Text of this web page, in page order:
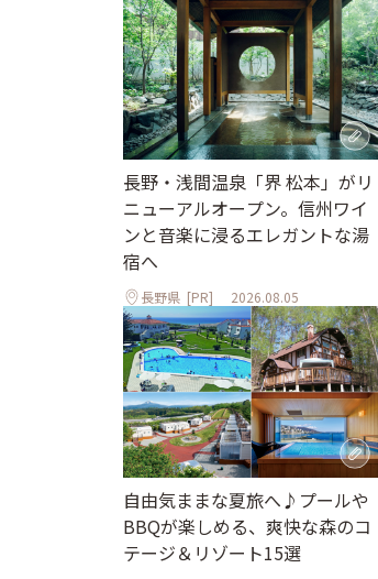
長野・浅間温泉「界 松本」がリ
ニューアルオープン。信州ワイ
ンと音楽に浸るエレガントな湯
宿へ
長野県 [PR] 2026.08.05
自由気ままな夏旅へ♪プールや
BBQが楽しめる、爽快な森のコ
テージ＆リゾート15選